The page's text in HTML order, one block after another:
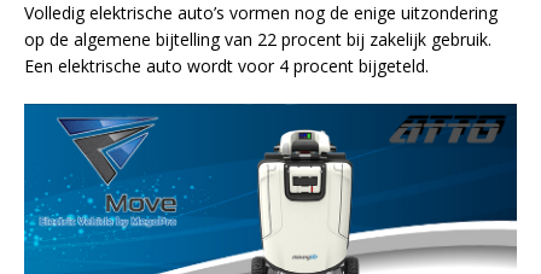
Volledig elektrische auto’s vormen nog de enige uitzondering
op de algemene bijtelling van 22 procent bij zakelijk gebruik.
Een elektrische auto wordt voor 4 procent bijgeteld.